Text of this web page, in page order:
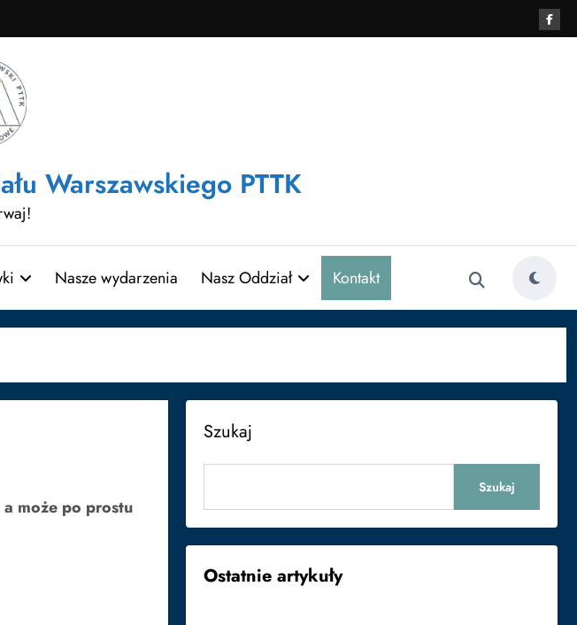
Warszawskiego PTTK
Nasze wydarzenia Nasz Oddział Kontakt
może po prostu
Szukaj
Szukaj
Ostatnie artykuły